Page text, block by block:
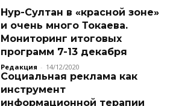
Нур-Султан в «красной зоне»
и очень много Токаева.
Мониторинг итоговых
программ 7-13 декабря
Редакция - 14/12/2020
Cоциальная реклама как
инструмент
информационной терапии